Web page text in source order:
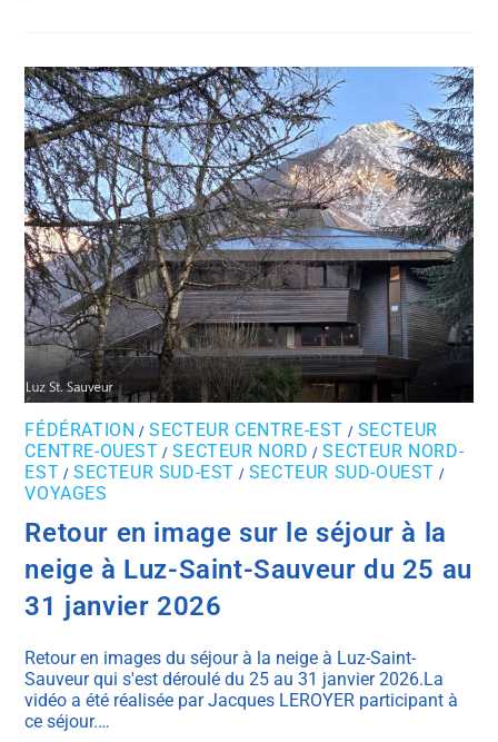
FÉDÉRATION /SECTEUR CENTRE-EST / SECTEUR
CENTRE-OUEST /SECTEUR NORD /SECTEUR NORD-
EST /SECTEUR SUD-EST / SECTEUR SUD-OUEST /
VOYAGES
Retour en image sur le séjour à la
neige à Luz-Saint-Sauveur du 25 au
31 janvier 2026
Retour en images du séjour à la neige à Luz-Saint-
Sauveur qui s'est déroulé du 25 au 31 janvier 2026.La
vidéo a été réalisée par Jacques LEROYER participant à
ce séjour.…